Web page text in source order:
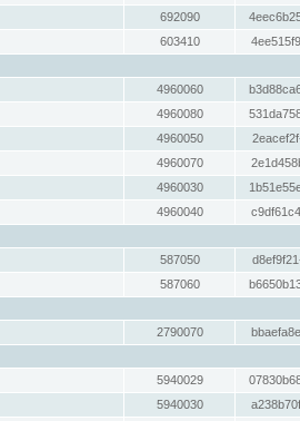
692090
603410
4960060
4960080
4960050
4960070
4960030
4960040
587050
587060
2790070
5940029
5940030